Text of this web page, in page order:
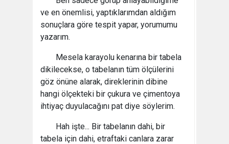
ve en önemlisi, yaptıklarımdan aldığım
sonuçlara göre tespit yapar, yorumumu
yazarım.
Mesela karayolu kenarına bir tabela
dikilecekse, o tabelanın tüm ölçülerini
göz önüne alarak, direklerinin dibine
hangi ölçekteki bir çukura ve çimentoya
ihtiyaç duyulacağını pat diye söylerim.
Hah işte... Bir tabelanın dahi, bir
tabela için dahi, etraftaki canlara zarar